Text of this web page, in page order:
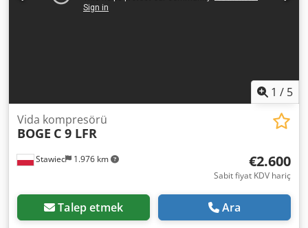
1 / 5
Stawiec 1.976 km
Vida kompresörü
BOGE C 9 LFR
€2.600
Sabit fiyat KDV hariç
Talep etmek Ara